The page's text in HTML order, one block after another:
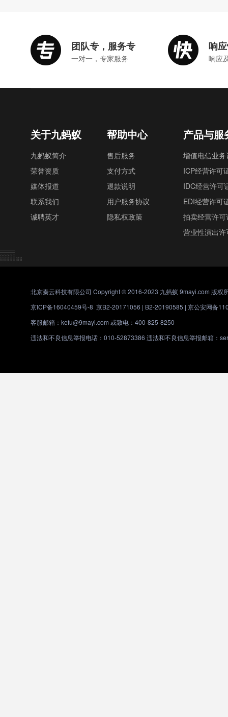
团队专，服务专
一对一，专家服务
响
响应
关于九蚂蚁
九蚂蚁简介
荣誉资质
媒体报道
联系我们
诚聘英才
帮助中心
售后服务
支付方式
退款说明
用户服务协议
隐私权政策
产品与服
增值电信业
ICP经营许可
IDC经营许可
EDI经营许可
拍卖经营许可
营业性演出许
北京秦云科技有限公司 Copyright © 2016-2023 九蚂蚁 9mayi.com 版权
京ICP备16040459号-8 京B2-20171056 | B2-20190585 | 京公安网备
客服邮箱：kefu@9mayi.com 或致电：400-825-8250
违法和不良信息举报电话：010-52873386 违法和不良信息举报邮箱：